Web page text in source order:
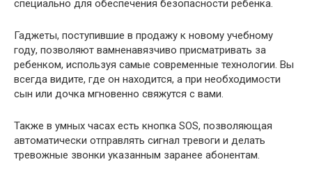
специально для обеспечения безопасности ребенка.
Гаджеты, поступившие в продажу к новому учебному
году, позволяют вамненавязчиво присматривать за
ребенком, используя самые современные технологии. Вы
всегда видите, где он находится, а при необходимости
сын или дочка мгновенно свяжутся с вами.
Также в умных часах есть кнопка SOS, позволяющая
автоматически отправлять сигнал тревоги и делать
тревожные звонки указанным заранее абонентам.